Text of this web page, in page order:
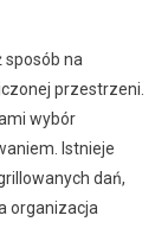
sposób na
przestrzeni.
wybór
Istnieje
dań,
organizacja